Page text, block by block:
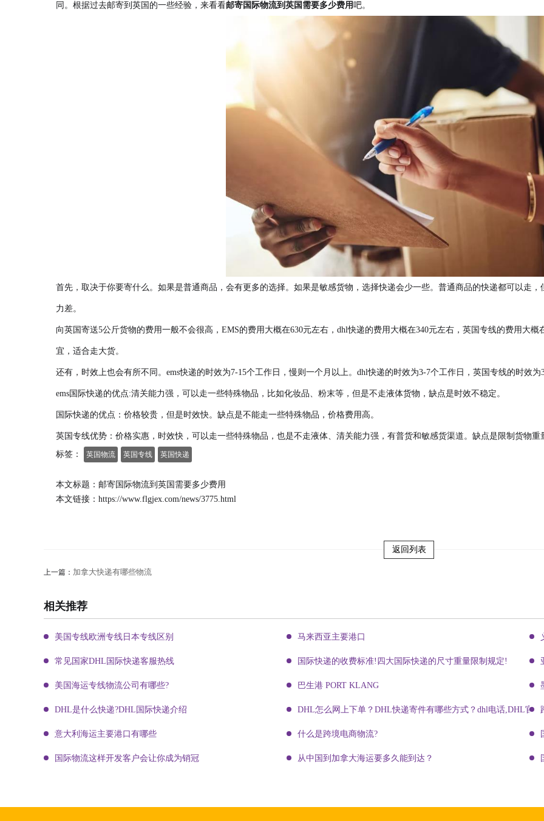
同。根据过去邮寄到英国的一些经验，来看看邮寄国际物流到英国需要多少费用吧。
首先，取决于你要寄什么。如果是普通商品，会有更多的选择。如果是敏感货物，选择快递会少一些。普通商品的快递都可以走
力差。
向英国寄送5公斤货物的费用一般不会很高，EMS的费用大概在630元左右，dhl快递的费用大概在340元左右，英国专线的费用大
宜，适合走大货。
还有，时效上也会有所不同。ems快递的时效为7-15个工作日，慢则一个月以上。dhl快递的时效为3-7个工作日，英国专线的时效为
ems国际快递的优点:清关能力强，可以走一些特殊物品，比如化妆品、粉末等，但是不走液体货物，缺点是时效不稳定。
国际快递的优点：价格较贵，但是时效快。缺点是不能走一些特殊物品，价格费用高。
英国专线优势：价格实惠，时效快，可以走一些特殊物品，也是不走液体、清关能力强，有普货和敏感货渠道。缺点是限制货物重
标签：
英国物流 英国专线 英国快递
本文标题：邮寄国际物流到英国需要多少费用
本文链接： https://www.flgjex.com/news/3775.html
返回列表
上一篇： 加拿大快递有哪些物流
相关推荐
美国专线欧洲专线日本专线区别 马来西亚主要港口
常见国家DHL国际快递客服热线 国际快递的收费标准!四大国际快递的尺寸重量限制规定!
美国海运专线物流公司有哪些? 巴生港 PORT KLANG
DHL是什么快递?DHL国际快递介绍 DHL怎么网上下单？DHL快递寄件有哪些方式？dhl电话,DHL官网
意大利海运主要港口有哪些 什么是跨境电商物流?
国际物流这样开发客户会让你成为销冠 从中国到加拿大海运要多久能到达？